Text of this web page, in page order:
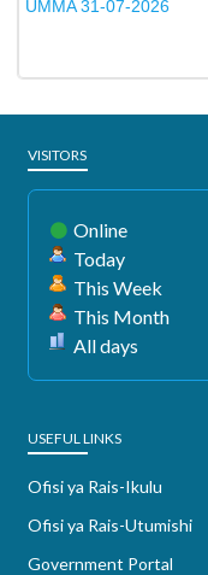
UMMA 31-07-2026
VISITORS
Online
Today
This Week
This Month
All days
USEFUL LINKS
Ofisi ya Rais-Ikulu
Ofisi ya Rais-Utumishi
Government Portal